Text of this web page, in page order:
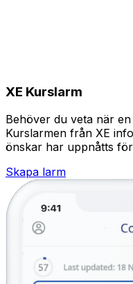
XE Kurslarm
Behöver du veta när
Kurslarmen från XE
önskar har uppnåtts
Skapa larm